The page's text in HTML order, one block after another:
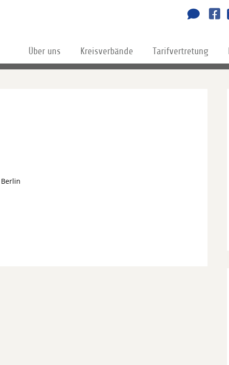
Über uns Kreisverbände Tarifvertretung